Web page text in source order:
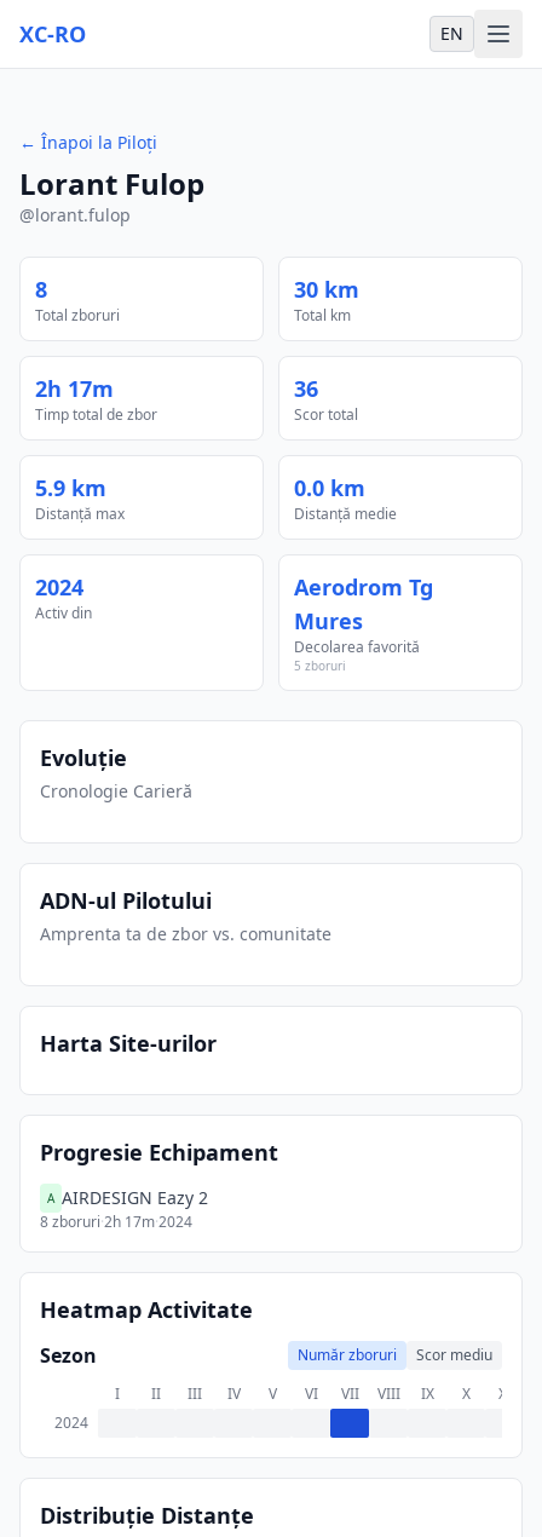
XC-RO EN
← Înapoi la Piloți
Lorant Fulop
@lorant.fulop
8
Total zboruri
30 km
Total km
2h 17m
Timp total de zbor
36
Scor total
5.9 km
Distanță max
0.0 km
Distanță medie
2024
Activ din
Aerodrom Tg
Mures
Decolarea favorită
5 zboruri
Evoluție
Cronologie Carieră
ADN-ul Pilotului
Amprenta ta de zbor vs. comunitate
Harta Site-urilor
Progresie Echipament
A AIRDESIGN Eazy 2
8zboruri·2h 17m·2024
Heatmap Activitate
Sezon Număr zboruri
Scor mediu
I
II III IV V VI VII VIII IX X XI
2024
Distribuție Distanțe